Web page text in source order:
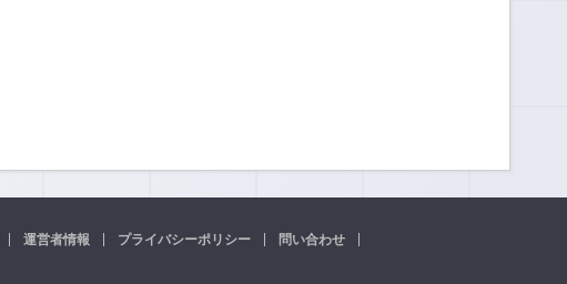
運営者情報 プライバシーポリシー 問い合わせ